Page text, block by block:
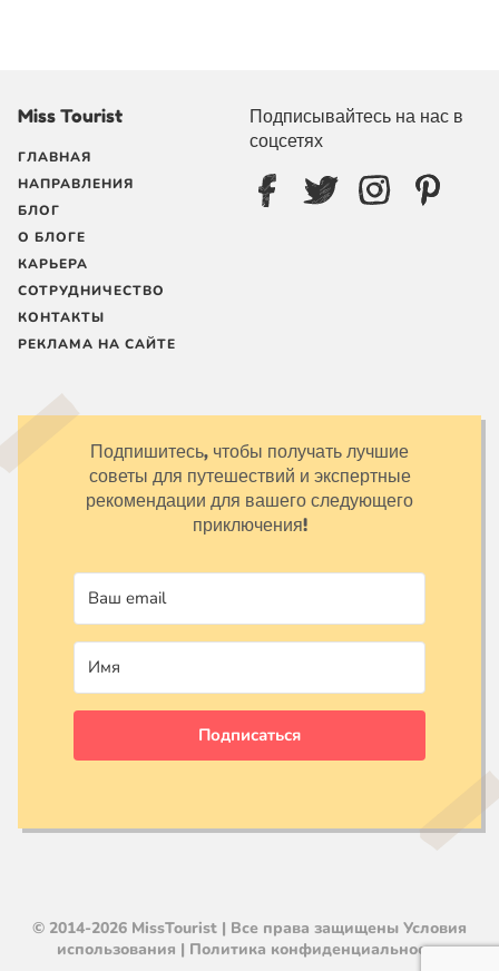
Miss Tourist
ГЛАВНАЯ
НАПРАВЛЕНИЯ
БЛОГ
О БЛОГЕ
КАРЬЕРА
СОТРУДНИЧЕСТВО
КОНТАКТЫ
РЕКЛАМА НА САЙТЕ
Подписывайтесь на нас в
соцсетях
Подпишитесь, чтобы получать лучшие
советы для путешествий и экспертные
рекомендации для вашего следующего
приключения!
Подписаться
© 2014-2026 MissTourist | Все права защищены Условия
использования | Политика конфиденциальности